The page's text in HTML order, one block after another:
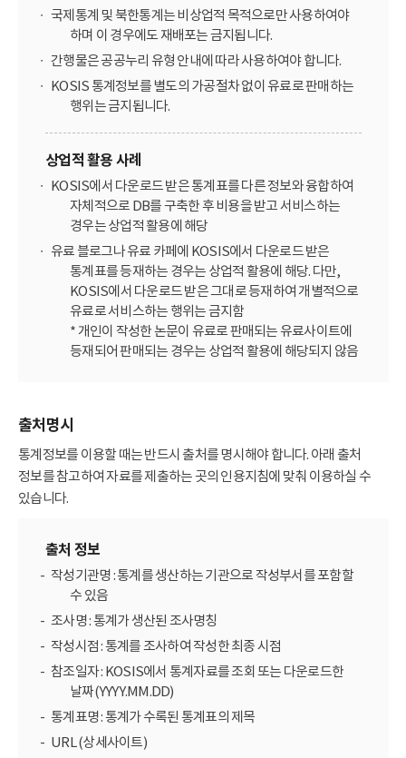
국제통계 및 북한통계는 비상업적 목적으로만 사용하여야
하며 이 경우에도 재배포는 금지됩니다.
간행물은 공공누리 유형 안내에 따라 사용하여야 합니다.
KOSIS 통계정보를 별도의 가공절차 없이 유료로 판매하는
행위는 금지됩니다.
상업적 활용 사례
KOSIS에서 다운로드 받은 통계표를 다른 정보와 융합하여
자체적으로 DB를 구축한 후 비용을 받고 서비스하는
경우는 상업적 활용에 해당
유료 블로그나 유료 카페에 KOSIS에서 다운로드 받은
통계표를 등재하는 경우는 상업적 활용에 해당. 다만,
KOSIS에서 다운로드 받은 그대로 등재하여 개별적으로
유료로 서비스하는 행위는 금지함
* 개인이 작성한 논문이 유료로 판매되는 유료사이트에
등재되어 판매되는 경우는 상업적 활용에 해당되지 않음
출처명시
통계정보를 이용할 때는 반드시 출처를 명시해야 합니다. 아래 출처
정보를 참고하여 자료를 제출하는 곳의 인용지침에 맞춰 이용하실 수
있습니다.
출처 정보
작성기관명 : 통계를 생산하는 기관으로 작성부서를 포함할
수 있음
조사명 : 통계가 생산된 조사명칭
작성시점 : 통계를 조사하여 작성한 최종 시점
참조일자 : KOSIS에서 통계자료를 조회 또는 다운로드한
날짜(YYYY.MM.DD)
통계표명 : 통계가 수록된 통계표의 제목
URL (상세사이트)